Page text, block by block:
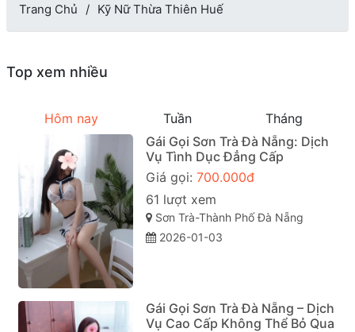
Trang Chủ Kỹ Nữ Thừa Thiên Huế
Top xem nhiều
Hôm nay Tuần
Tháng
Gái Gọi Sơn Trà Đà Nẵng: Dịch
Vụ Tình Dục Đẳng Cấp
Giá gọi: 700.000đ
61 lượt xem
Sơn Trà-Thành Phố Đà Nẵng
2026-01-03
Gái Gọi Sơn Trà Đà Nẵng – Dịch
Vụ Cao Cấp Không Thể Bỏ Qua